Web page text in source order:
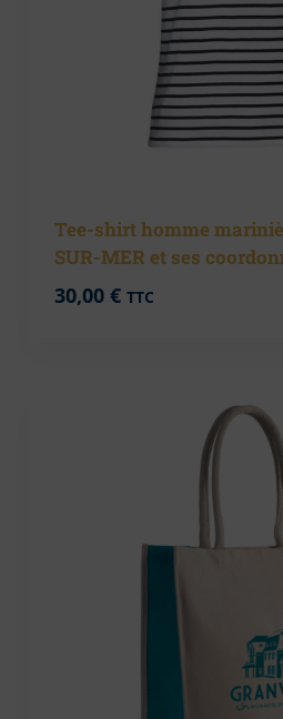
Tee-shirt homme
SUR-MER et ses
30,00 € TTC